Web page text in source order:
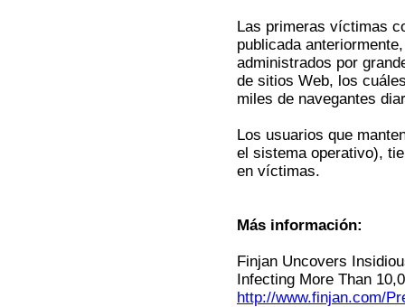
Las primeras víctimas
publicada
administrados por
de sitios Web, los
miles de navegantes
Los usuarios que
el sistema operativo),
en víctimas.
Más información:
Finjan Uncovers
Infecting More Than
http://www.finjan.com/